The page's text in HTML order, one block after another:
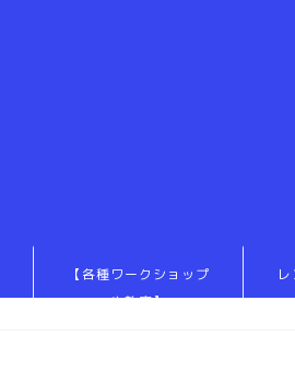
【各種ワークショップ
や教室】